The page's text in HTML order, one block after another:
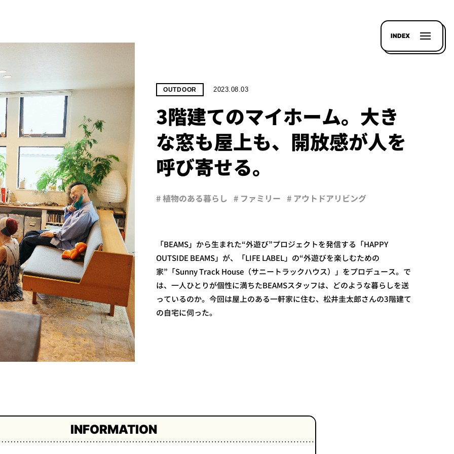
INDEX
OUTDOOR 2023.08.03
3階建てのマイホーム。大き
な窓も屋上も、開放感が人を
呼び寄せる。
# 植物のある暮らし # ファミリー # アウトドアリビング
「BEAMS」から生まれた“外遊び”プロジェクトを発信する「HAPPY
OUTSIDE BEAMS」が、「LIFE LABEL」の“外遊びを楽しむための
家”「Sunny Track House（サニートラックハウス）」をプロデュース。で
は、一人ひとりが個性に満ちたBEAMSスタッフは、どのような暮らしを送
っているのか。今回は屋上のある一軒家に住む、松井圭太郎さんの3階建て
の自宅に伺った。
INFORMATION